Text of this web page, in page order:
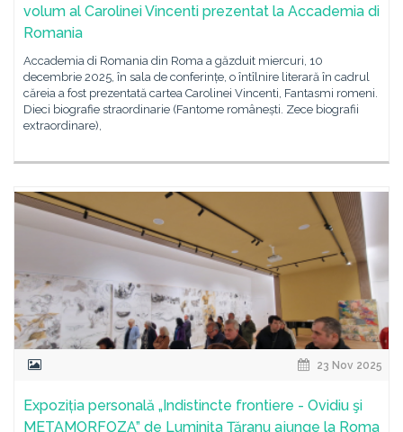
volum al Carolinei Vincenti prezentat la Accademia di
Romania
Accademia di Romania din Roma a găzduit miercuri, 10
decembrie 2025, în sala de conferințe, o întîlnire literară în cadrul
căreia a fost prezentată cartea Carolinei Vincenti, Fantasmi romeni.
Dieci biografie straordinarie (Fantome românești. Zece biografii
extraordinare),
23 Nov 2025
Expoziția personală „Indistincte frontiere - Ovidiu şi
METAMORFOZA” de Luminiţa Ţăranu ajunge la Roma